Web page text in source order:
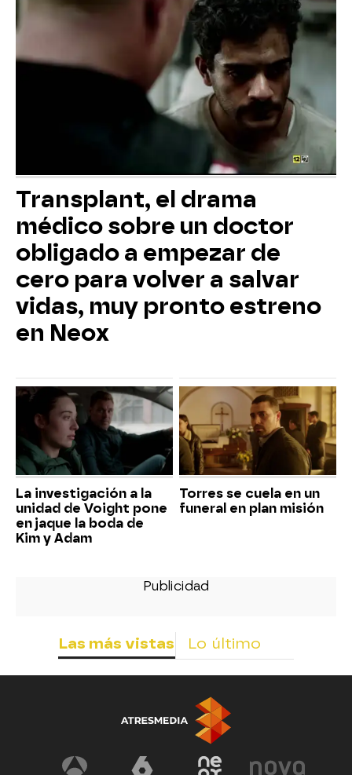
Transplant, el drama
médico sobre un doctor
obligado a empezar de
cero para volver a salvar
vidas, muy pronto estreno
en Neox
La investigación a la
unidad de Voight pone
en jaque la boda de
Kim y Adam
Torres se cuela en un
funeral en plan misión
Las más vistas Lo último